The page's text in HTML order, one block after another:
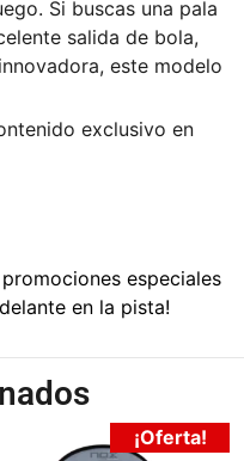
Si buscas una pala
salida de bola,
este modelo
exclusivo en
especiales
en la pista!
¡Oferta!